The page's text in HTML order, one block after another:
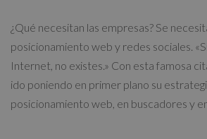
¿Qué necesitan las empresas? Se
posicionamiento web y redes sociales.
Internet, no existes.» Con esta famosa
ido poniendo en primer plano su
posicionamiento web, en buscadores y en